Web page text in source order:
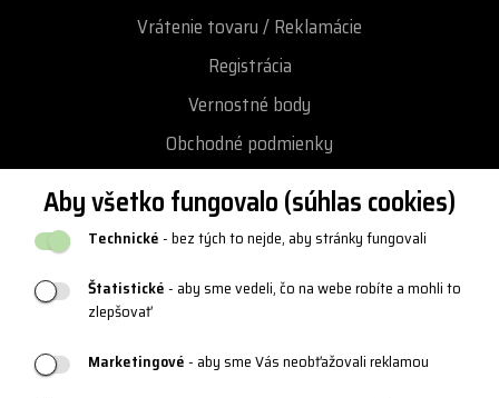
Aby všetko fungovalo (súhlas cookies)
Technické- bez tých to nejde, aby stránky fungovali
Štatistické- aby sme vedeli, čo na webe robíte a mohli to
zlepšovať
Marketingové- aby sme Vás neobťažovali reklamou
Vrátenie tovaru / Reklamácie
Registrácia
Vernostné body
Obchodné podmienky
Ochrana osobných údajov
Vrátenie a výmena tovaru
Katalógy a logy